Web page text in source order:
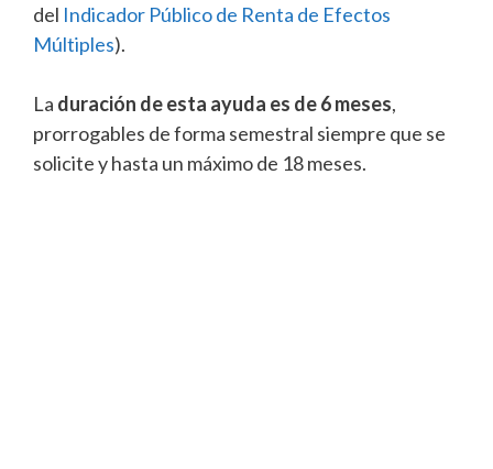
del Indicador Público de Renta de Efectos
Múltiples).
La duración de esta ayuda es de 6 meses,
prorrogables de forma semestral siempre que se
solicite y hasta un máximo de 18 meses.